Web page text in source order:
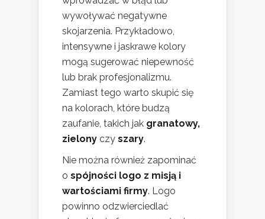
wywoływać negatywne
skojarzenia. Przykładowo,
intensywne i jaskrawe kolory
mogą sugerować niepewność
lub brak profesjonalizmu.
Zamiast tego warto skupić się
na kolorach, które budzą
zaufanie, takich jak granatowy,
zielony czy szary.
Nie można również zapominać
o spójności logo z misją i
wartościami firmy. Logo
powinno odzwierciedlać